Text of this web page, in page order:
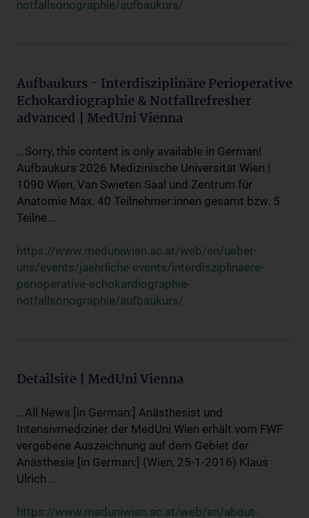
notfallsonographie/aufbaukurs/
Aufbaukurs - Interdisziplinäre Perioperative
Echokardiographie & Notfallrefresher
advanced | MedUni Vienna
...Sorry, this content is only available in German!
Aufbaukurs 2026 Medizinische Universität Wien |
1090 Wien, Van Swieten Saal und Zentrum für
Anatomie Max. 40 Teilnehmer:innen gesamt bzw. 5
Teilne...
https://www.meduniwien.ac.at/web/en/ueber-
uns/events/jaehrliche-events/interdisziplinaere-
perioperative-echokardiographie-
notfallsonographie/aufbaukurs/
Detailsite | MedUni Vienna
...All News [in German:] Anästhesist und
Intensivmediziner der MedUni Wien erhält vom FWF
vergebene Auszeichnung auf dem Gebiet der
Anästhesie [in German:] (Wien, 25-1-2016) Klaus
Ulrich ...
https://www.meduniwien.ac.at/web/en/about-